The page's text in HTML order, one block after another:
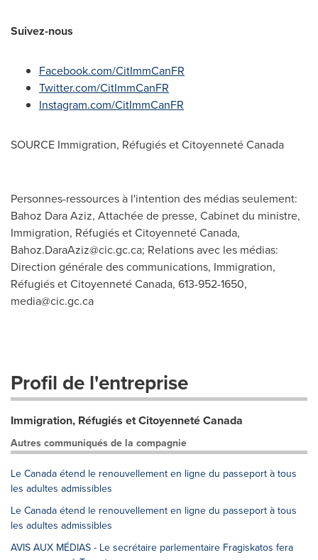
Suivez-nous
Facebook.com/CitImmCanFR
Twitter.com/CitImmCanFR
Instagram.com/CitImmCanFR
SOURCE Immigration, Réfugiés et CitoyennetéCanada
Personnes-ressources à l'intention des médias seulement:
Bahoz Dara Aziz, Attachée de presse, Cabinet du ministre,
Immigration, Réfugiés et Citoyenneté Canada,
Bahoz.DaraAziz@cic.gc.ca; Relations avec les médias:
Direction générale des communications, Immigration,
Réfugiés et Citoyenneté Canada, 613-952-1650,
media@cic.gc.ca
Profil de l'entreprise
Immigration, Réfugiés et Citoyenneté Canada
Autres communiqués de la compagnie
Le Canada étend le renouvellement en ligne du passeport à tous
les adultes admissibles
Le Canada étend le renouvellement en ligne du passeport à tous
les adultes admissibles
AVIS AUX MÉDIAS - Le secrétaire parlementaire Fragiskatos fera